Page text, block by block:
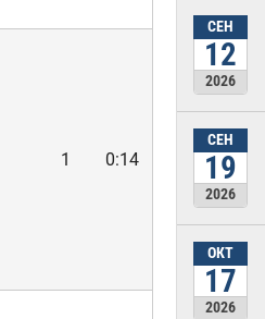
1 0:14
СЕН
12
2026
СЕН
19
2026
ОКТ
17
2026